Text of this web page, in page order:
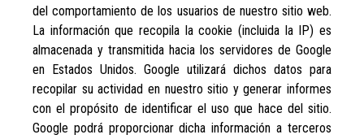
del comportamiento de los usuarios de nuestro sitio web.
La información que recopila la cookie (incluida la IP) es
almacenada y transmitida hacia los servidores de Google
en Estados Unidos. Google utilizará dichos datos para
recopilar su actividad en nuestro sitio y generar informes
con el propósito de identificar el uso que hace del sitio.
Google podrá proporcionar dicha información a terceros